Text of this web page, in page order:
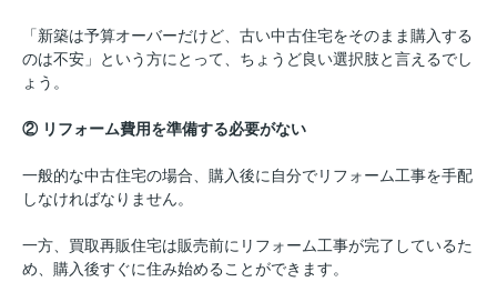
「新築は予算オーバーだけど、古い中古住宅をそのまま購入する
のは不安」という方にとって、ちょうど良い選択肢と言えるでし
ょう。
② リフォーム費用を準備する必要がない
一般的な中古住宅の場合、購入後に自分でリフォーム工事を手配
しなければなりません。
一方、買取再販住宅は販売前にリフォーム工事が完了しているた
め、購入後すぐに住み始めることができます。